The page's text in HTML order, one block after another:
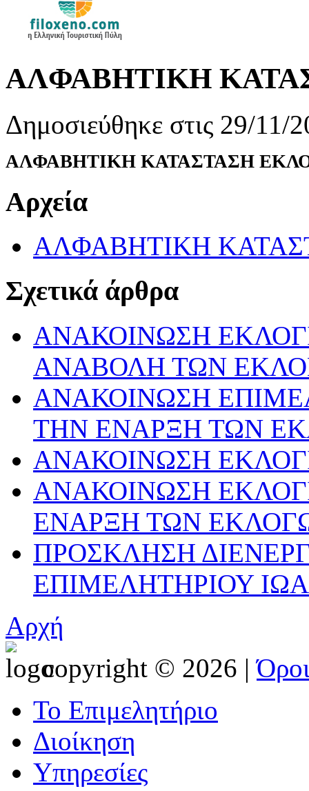
ΑΛΦΑΒΗΤΙΚΗ
Δημοσιεύθηκε στις 29/11/
ΑΛΦΑΒΗΤΙΚΗ ΚΑΤΑΣΤΑΣΗ
Αρχεία
ΑΛΦΑΒΗΤΙΚΗ
Σχετικά άρθρα
ΑΝΑΚΟΙΝΩΣΗ
ΑΝΑΒΟΛΗ ΤΩΝ
ΑΝΑΚΟΙΝΩΣΗ
ΤΗΝ ΕΝΑΡΞΗ ΤΩΝ
ΑΝΑΚΟΙΝΩΣΗ
ΑΝΑΚΟΙΝΩΣΗ
ΕΝΑΡΞΗ ΤΩΝ
ΠΡΟΣΚΛΗΣΗ
ΕΠΙΜΕΛΗΤΗΡΙΟΥ
Αρχή
copyright © 2026 |
Το Επιμελητήριο
Διοίκηση
Υπηρεσίες